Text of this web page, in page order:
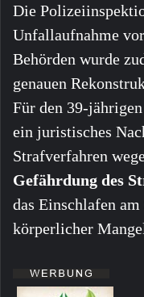
Die
Unfallaufnahme
Behörden wurde
genauen
Für den 39-
ein juristisches
Strafverfahren
Gefährdung des
das Einschlafen
körperlicher